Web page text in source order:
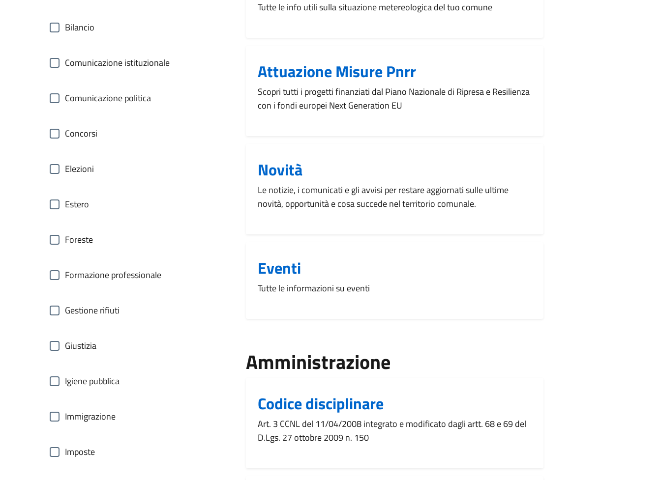
Bilancio
Comunicazione istituzionale
Comunicazione politica
Concorsi
Elezioni
Estero
Foreste
Formazione professionale
Gestione rifiuti
Giustizia
Igiene pubblica
Immigrazione
Imposte
Tutte le info utili sulla situazione metereologica del tuo comune
Attuazione Misure Pnrr
Scopri tutti i progetti finanziati dal Piano Nazionale di Ripresa e Resilienza
con i fondi europei Next Generation EU
Novità
Le notizie, i comunicati e gli avvisi per restare aggiornati sulle ultime
novità, opportunità e cosa succede nel territorio comunale.
Eventi
Tutte le informazioni su eventi
Amministrazione
Codice disciplinare
Art. 3 CCNL del 11/04/2008 integrato e modificato dagli artt. 68 e 69 del
D.Lgs. 27 ottobre 2009 n. 150